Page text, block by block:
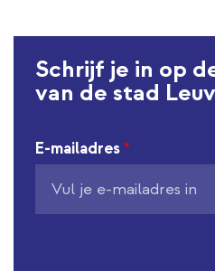
Schrijf je in op
van de stad
E-mailadres *